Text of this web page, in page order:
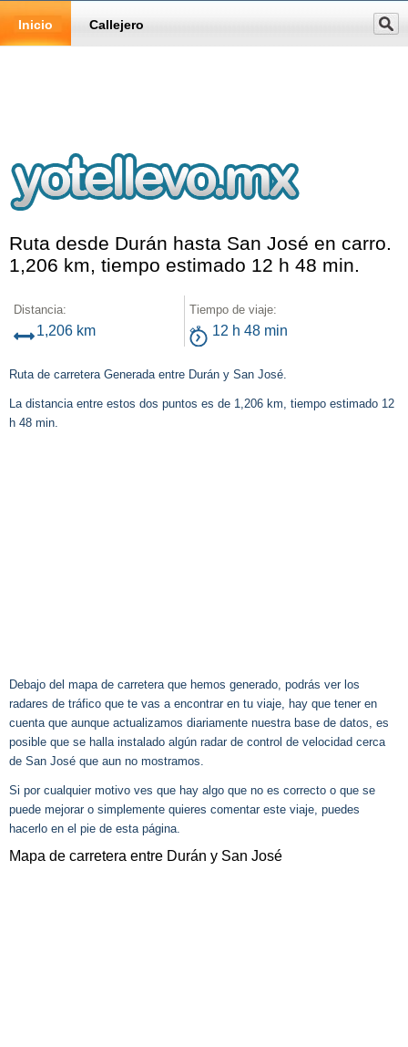
Inicio Callejero
Ruta desde Durán hasta San José en carro.
1,206 km, tiempo estimado 12 h 48 min.
Distancia:
1,206 km
Tiempo de viaje:
12 h 48 min
Ruta de carretera Generada entre Durán y San José.
La distancia entre estos dos puntos es de 1,206 km, tiempo estimado 12
h 48 min.
Debajo del mapa de carretera que hemos generado, podrás ver los
radares de tráfico que te vas a encontrar en tu viaje, hay que tener en
cuenta que aunque actualizamos diariamente nuestra base de datos, es
posible que se halla instalado algún radar de control de velocidad cerca
de San José que aun no mostramos.
Si por cualquier motivo ves que hay algo que no es correcto o que se
puede mejorar o simplemente quieres comentar este viaje, puedes
hacerlo en el pie de esta página.
Mapa de carretera entre Durán y San José